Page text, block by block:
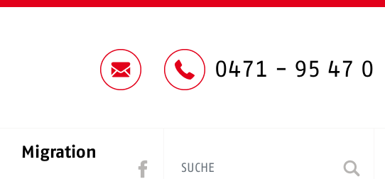
0471 - 95 47 0
Migration